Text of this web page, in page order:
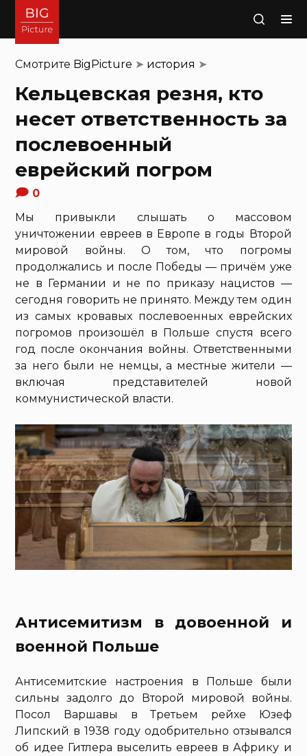
Поиск
Смотрите BigPicture ➤ история ➤
Кельцевская резня, кто
несет ответственность за
послевоенный
еврейский погром
0
Мы привыкли слышать о массовом
уничтожении евреев в Европе в годы Второй
мировой войны. О том, что погромы
продолжались и после Победы — причём уже
не в Германии и не по приказу нацистов —
сегодня говорить не принято. Между тем один
из самых кровавых послевоенных еврейских
погромов произошёл в Польше спустя всего
год после окончания войны. Ответственными
за него были не немцы, а местные жители —
включая представителей новой
коммунистической власти.
Антисемитизм в довоенной и
военной Польше
Антисемитские настроения в Польше были
сильны задолго до Второй мировой войны.
Посол Варшавы в Третьем рейхе Юзеф
Липский в 1938 году одобрительно отзывался
об идее Гитлера выселить евреев в Африку и